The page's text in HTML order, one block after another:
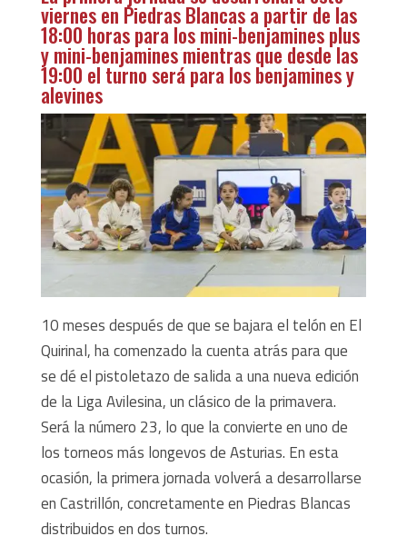
viernes en Piedras Blancas a partir de las
18:00 horas para los mini-benjamines plus
y mini-benjamines mientras que desde las
19:00 el turno será para los benjamines y
alevines
10 meses después de que se bajara el telón en El
Quirinal, ha comenzado la cuenta atrás para que
se dé el pistoletazo de salida a una nueva edición
de la Liga Avilesina, un clásico de la primavera.
Será la número 23, lo que la convierte en uno de
los torneos más longevos de Asturias. En esta
ocasión, la primera jornada volverá a desarrollarse
en Castrillón, concretamente en Piedras Blancas
distribuidos en dos turnos.